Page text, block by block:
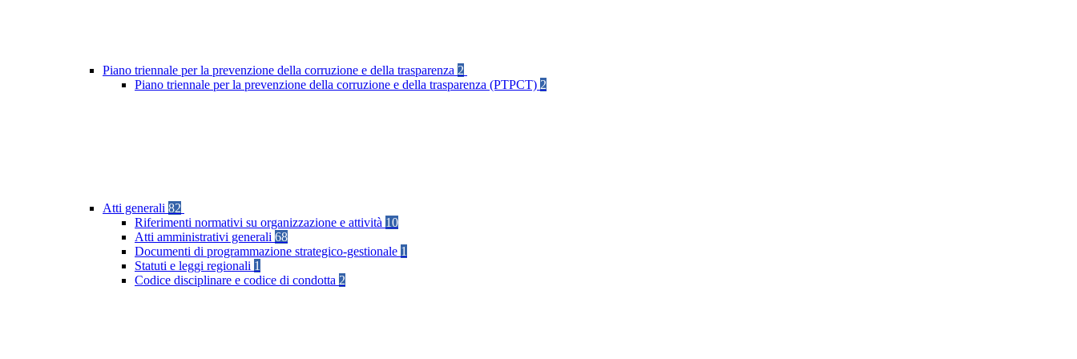
Piano triennale per la prevenzione della corruzione e della trasparenza 2
Piano triennale per la prevenzione della corruzione e della trasparenza (PTPCT) 2
Atti generali 82
Riferimenti normativi su organizzazione e attività 10
Atti amministrativi generali 68
Documenti di programmazione strategico-gestionale 1
Statuti e leggi regionali 1
Codice disciplinare e codice di condotta 2